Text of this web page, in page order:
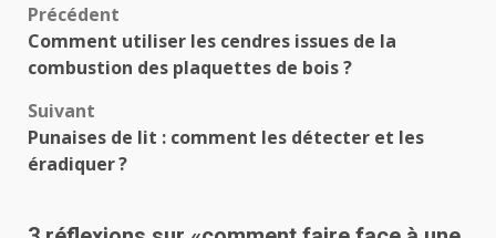
Navigation
d’article
Précédent
Comment utiliser les cendres issues de la
combustion des plaquettes de bois ?
Suivant
Punaises de lit : comment les détecter et les
éradiquer ?